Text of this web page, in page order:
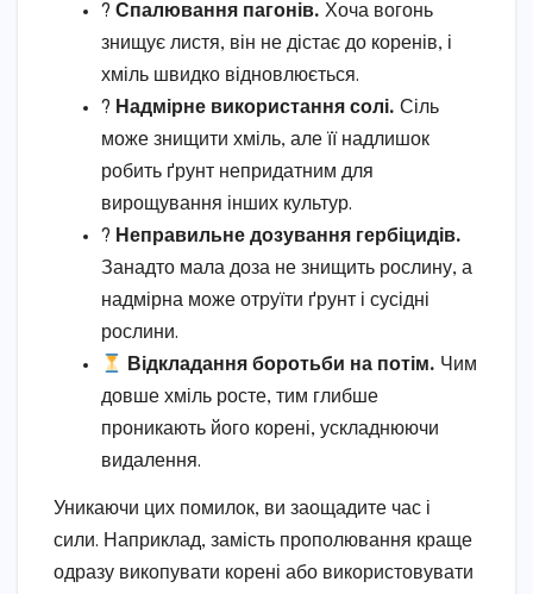
? Спалювання пагонів. Хоча вогонь
знищує листя, він не дістає до коренів, і
хміль швидко відновлюється.
? Надмірне використання солі. Сіль
може знищити хміль, але її надлишок
робить ґрунт непридатним для
вирощування інших культур.
? Неправильне дозування гербіцидів.
Занадто мала доза не знищить рослину, а
надмірна може отруїти ґрунт і сусідні
рослини.
Відкладання боротьби на потім. Чим
довше хміль росте, тим глибше
проникають його корені, ускладнюючи
видалення.
Уникаючи цих помилок, ви заощадите час і
сили. Наприклад, замість прополювання краще
одразу викопувати корені або використовувати